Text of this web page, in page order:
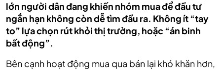
lớn người dân đang khiến nhóm mua để đầu tư
ngắn hạn không còn dễ tìm đầu ra. Không ít “tay
to” lựa chọn rút khỏi thị trường, hoặc “án binh
bất động”.
Bên cạnh hoạt động mua qua bán lại khó khăn hơn,